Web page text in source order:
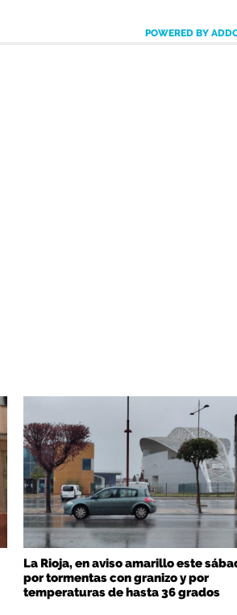
POWERED BY
La Rioja, en aviso amarillo este
por tormentas con granizo y por
temperaturas de hasta 36 grados